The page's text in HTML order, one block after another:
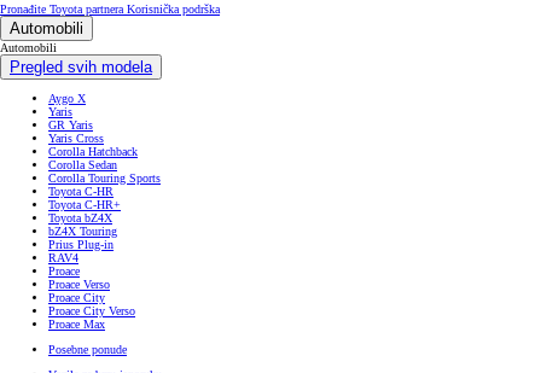
Pronađite Toyota partnera Korisnička podrška
Automobili
Automobili
Pregled svih modela
Aygo X
Yaris
GR Yaris
Yaris Cross
Corolla Hatchback
Corolla Sedan
Corolla Touring Sports
Toyota C-HR
Toyota C-HR+
Toyota bZ4X
bZ4X Touring
Prius Plug-in
RAV4
Proace
Proace Verso
Proace City
Proace City Verso
Proace Max
Posebne ponude